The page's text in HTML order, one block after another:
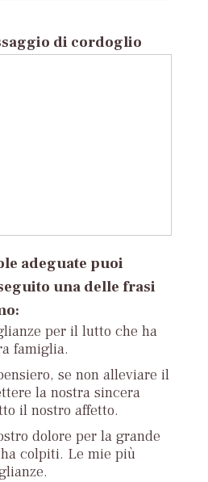
di cordoglio
adeguate puoi
una delle frasi
per il lutto che ha
famiglia.
se non alleviare il
la nostra sincera
il nostro affetto.
dolore per la grande
colpiti. Le mie più